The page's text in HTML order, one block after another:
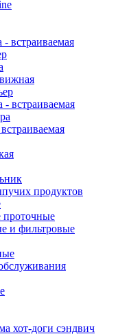
встраиваемая
- встраиваемая
продуктов
проточные
и фильтровые